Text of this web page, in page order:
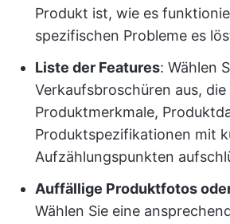
Produkt ist, wie es
spezifischen Probleme es
Liste der Features: Wählen
Verkaufsbroschüren aus,
Produktmerkmale,
Produktspezifikationen mit
Aufzählungspunkten
Auffällige Produktfotos
Wählen Sie eine